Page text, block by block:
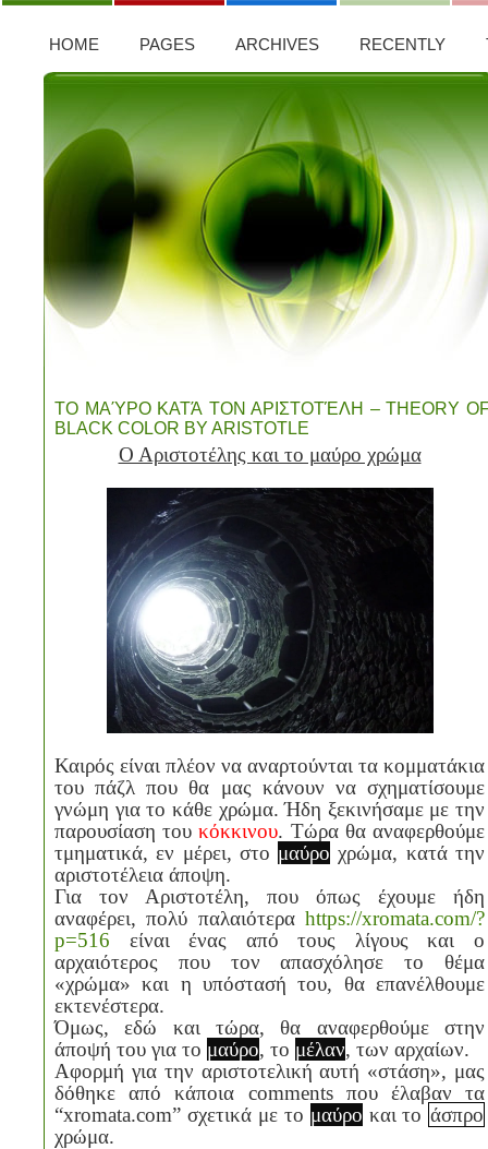
HOME PAGES ARCHIVES RECENTLY
ΤΟ ΜΑΎΡΟ ΚΑΤΆ ΤΟΝ ΑΡΙΣΤΟΤΈΛΗ – THEORY
BLACK COLOR BY ARISTOTLE
Ο Αριστοτέλης και το μαύρο χρώμα
Καιρός είναι πλέον να αναρτούνται τα κομματάκια
του πάζλ που θα μας κάνουν να σχηματίσουμε
γνώμη για το κάθε χρώμα. Ήδη ξεκινήσαμε με την
παρουσίαση τουκόκκινου. Τώρα θα αναφερθούμε
τμηματικά, εν μέρει, στο μαύρο χρώμα, κατά την
αριστοτέλεια άποψη.
Για τον Αριστοτέλη, που όπως έχουμε ήδη
αναφέρει, πολύ παλαιότερα https://xromata.com/?
p=516 είναι ένας από τους λίγους και ο
αρχαιότερος που τον απασχόλησε το θέμα
«χρώμα» και η υπόστασή του, θα επανέλθουμε
εκτενέστερα.
Όμως, εδώ και τώρα, θα αναφερθούμε στην
άποψή του για το μαύρο, το μέλαν, των αρχαίων.
Αφορμή για την αριστοτελική αυτή «στάση», μας
δόθηκε από κάποια comments που έλαβαν τα
“xromata.com” σχετικά με το μαύρο και το άσπρο
χρώμα.